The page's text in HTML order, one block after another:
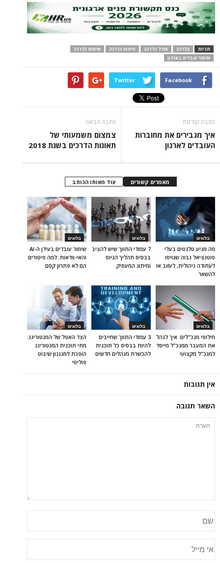
תגיות הדרכה מודל הדרכה פיתוח הדרכה
שיטות הדרכה
שימור עובדים בארגון
Facebook
Twitter
כתבה קודמת
איך מגבירים את מחוברות
העובדים לארגון
כתבה הבאה
צמצום משמעותי של
תאונות הדרכים בשנת 2018
מאמרים קשורים עוד מאותו הכותב
בלוגים
שימור עובדים בעידן ה-AI
והאי-וודאות: למה פיטורים
הם לא פתרון קסם
בלוגים
7 עמודי התווך שיש להציב
בבסיס תהליך הגיוס
ומיתוג המעסיק
בלוגים
מה מניע טלנטים בעלי
פוטנציאל גבוה שגויסו
לעתודה ניהולית, לעזוב או
להשאר
בלוגים
הצד האפל של המנטורינג:
מתי תוכנית המנטורינג
הופכת למנגנון שיבוט
פוליטי
בלוגים
3 עמודי התווך שחייבים
להיות בבסיס כל תוכנית
להכשרת מנהלים חדשים
בלוגים
חילופי מנכ"לים: איך לנהל
את המעבר ממנכ"ל מייסד
למנכ"ל מקצועי
אין תגובות
השאר תגובה